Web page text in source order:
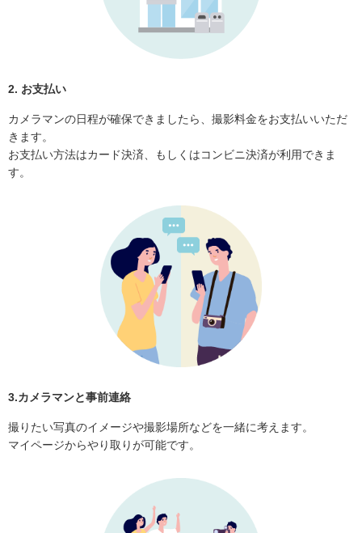
2. お支払い
カメラマンの日程が確保できましたら、撮影料金をお支払いいただ
きます。
お支払い方法はカード決済、もしくはコンビニ決済が利用できま
す。
3.カメラマンと事前連絡
撮りたい写真のイメージや撮影場所などを一緒に考えます。
マイページからやり取りが可能です。